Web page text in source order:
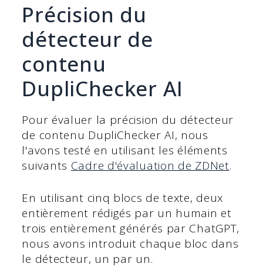
Précision du
détecteur de
contenu
DupliChecker AI
Pour évaluer la précision du détecteur
de contenu DupliChecker AI, nous
l'avons testé en utilisant les éléments
suivants Cadre d'évaluation de ZDNet.
En utilisant cinq blocs de texte, deux
entièrement rédigés par un humain et
trois entièrement générés par ChatGPT,
nous avons introduit chaque bloc dans
le détecteur, un par un.